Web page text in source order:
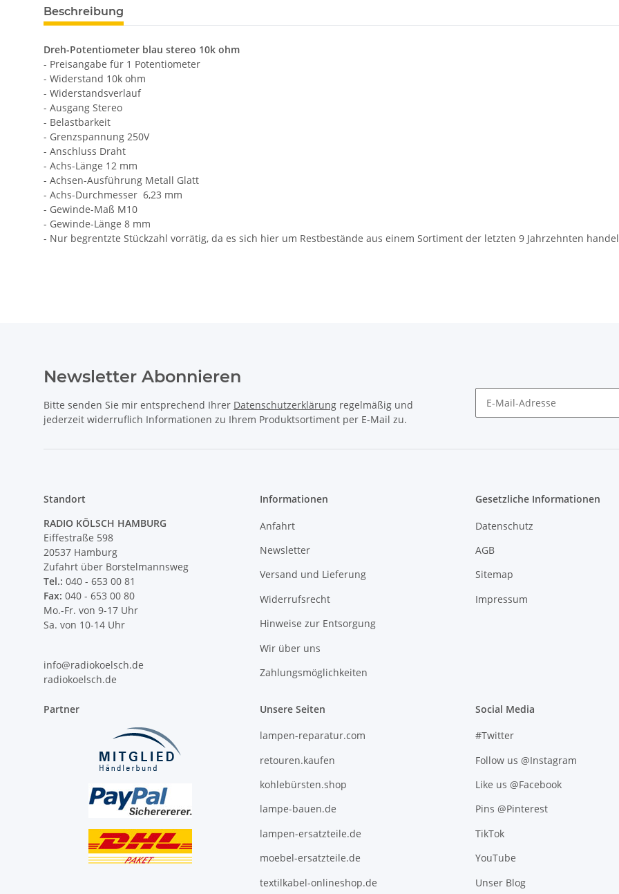
Beschreibung
Dreh-Potentiometer blau stereo 10k ohm
- Preisangabe für 1 Potentiometer
- Widerstand 10k ohm
- Widerstandsverlauf
- Ausgang Stereo
- Belastbarkeit
- Grenzspannung 250V
- Anschluss Draht
- Achs-Länge 12 mm
- Achsen-Ausführung Metall Glatt
- Achs-Durchmesser 6,23 mm
- Gewinde-Maß M10
- Gewinde-Länge 8 mm
- Nur begrentzte Stückzahl vorrätig, da es sich hier um Restbestände aus einem Sortiment der letzten 9 Jahrzehnten
Newsletter Abonnieren
Bitte senden Sie mir entsprechend Ihrer Datenschutzerklärung regelmäßig und
jederzeit widerruflich Informationen zu Ihrem Produktsortiment per E-Mail zu.
Standort
RADIO KÖLSCH HAMBURG
Eiffestraße 598
20537 Hamburg
Zufahrt über Borstelmannsweg
Tel.: 040 - 653 00 81
Fax: 040 - 653 00 80
Mo.-Fr. von 9-17 Uhr
Sa. von 10-14 Uhr
info@radiokoelsch.de
radiokoelsch.de
Informationen
Anfahrt
Newsletter
Versand und Lieferung
Widerrufsrecht
Hinweise zur Entsorgung
Wir über uns
Zahlungsmöglichkeiten
Gesetzliche Informationen
Datenschutz
AGB
Sitemap
Impressum
Partner Unsere Seiten
lampen-reparatur.com
retouren.kaufen
kohlebürsten.shop
lampe-bauen.de
lampen-ersatzteile.de
moebel-ersatzteile.de
textilkabel-onlineshop.de
Social Media
#Twitter
Follow us @Instagram
Like us @Facebook
Pins @Pinterest
TikTok
YouTube
Unser Blog